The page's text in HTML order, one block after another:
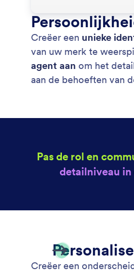
Creëer een unieke
van uw merk te
agent aan om het
aan de behoeften van
Pas de rol en
detailniveau
Creëer een